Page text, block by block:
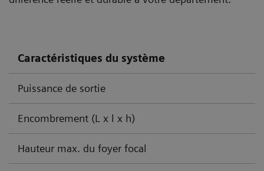
Caractéristiques du système
Puissance de sortie
Encombrement (L x l x h)
Hauteur max. du foyer focal